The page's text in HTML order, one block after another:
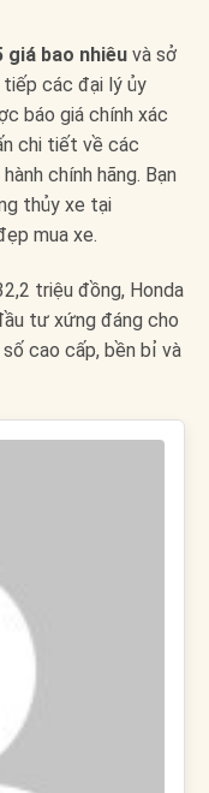
giá bao nhiêu và sở
các đại lý ủy
báo giá chính xác
chi tiết về các
chính hãng. Bạn
thủy xe tại
mua xe.
triệu đồng, Honda
tư xứng đáng cho
cao cấp, bền bỉ và